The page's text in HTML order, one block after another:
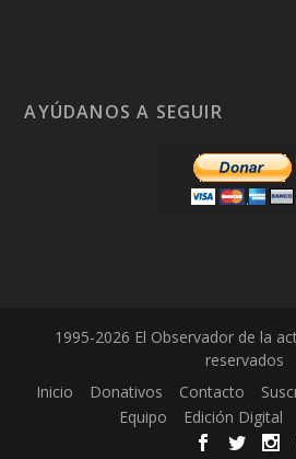
AYÚDANOS A SEGUIR
1995-2026 El Observador de la
reservados
Inicio
Donativos Contacto
Equipo
Edición Digital